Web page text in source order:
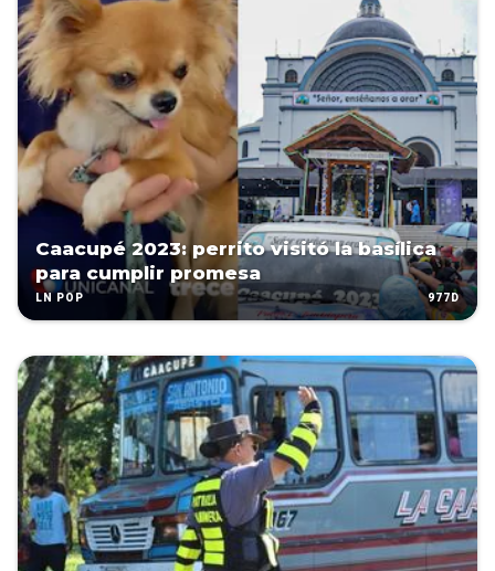
Caacupé 2023: perrito visitó la basílica
para cumplir promesa
LN POP 977D